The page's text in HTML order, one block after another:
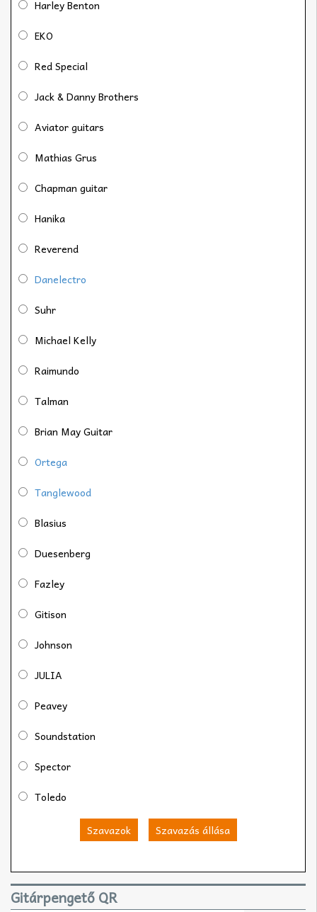
Harley Benton
EKO
Red Special
Jack & Danny Brothers
Aviator guitars
Mathias Grus
Chapman guitar
Hanika
Reverend
Danelectro
Suhr
Michael Kelly
Raimundo
Talman
Brian May Guitar
Ortega
Tanglewood
Blasius
Duesenberg
Fazley
Gitison
Johnson
JULIA
Peavey
Soundstation
Spector
Toledo
Szavazok Szavazás állása
Gitárpengető QR